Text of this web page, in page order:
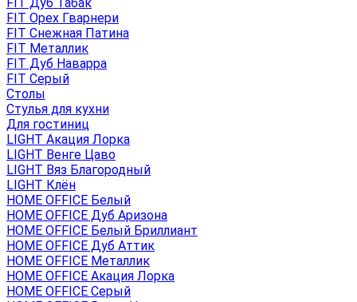
FIT Орех Гварнери
FIT Снежная Патина
FIT Металлик
FIT Дуб Наварра
FIT Серый
Столы
Стулья для кухни
Для гостиниц
LIGHT Акация Лорка
LIGHT Венге Цаво
LIGHT Вяз Благородный
LIGHT Клён
HOME OFFICE Белый
HOME OFFICE Дуб Аризона
HOME OFFICE Белый Бриллиант
HOME OFFICE Дуб Аттик
HOME OFFICE Металлик
HOME OFFICE Акация Лорка
HOME OFFICE Серый